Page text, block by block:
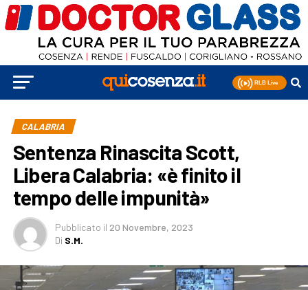
CALABRIA
Sentenza Rinascita Scott,
Libera Calabria: «è finito il
tempo delle impunità»
Pubblicato il 20 Novembre, 2023
Di S.M.